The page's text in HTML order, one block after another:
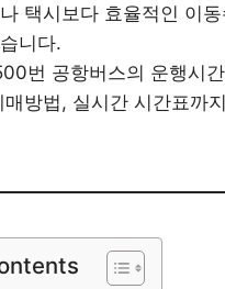
택시보다 효율적인 이동
니다.
번 공항버스의 운행시
방법, 실시간 시간표까